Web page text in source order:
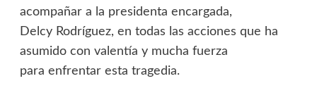
acompañar a la presidenta encargada,
Delcy Rodríguez, en todas las acciones que ha
asumido con valentía y mucha fuerza
para enfrentar esta tragedia.